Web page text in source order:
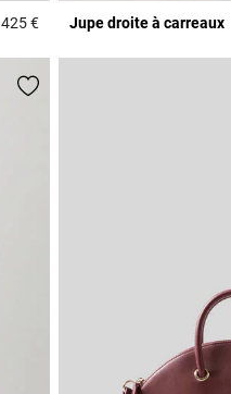
425 €5 out of 5 Customer Rating
Jupe droite à carreaux